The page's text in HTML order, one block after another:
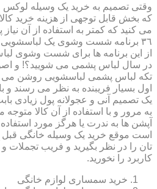
وقتی تصمیم به خرید یک وسیله لوکس
که بخش قابل توجهی از هزینه خرید
می کنید که کمتر به استفاده از آن نیاز
٣٦ برنامه شست وشوی یک لباسشویی
از این برنامه ها برای شست وشوی
در سال لباس پشمی می شویید؟! و
تکه لباس پشمی لباسشویی روشن می
اول بسیار فریبنده به نظر می رسند
یک تصمیم آنی و عجولانه پول زیادی
به مرور و با استفاده از آن کالا
آپشن ها به ندرت یا هرگز مورد استفاده
است موقع خرید یک وسیله خانگی قبل
تان را در نظر بگیرید و فریب
کاربرد را نخورید.
خرید سمساری لوازم خانگی